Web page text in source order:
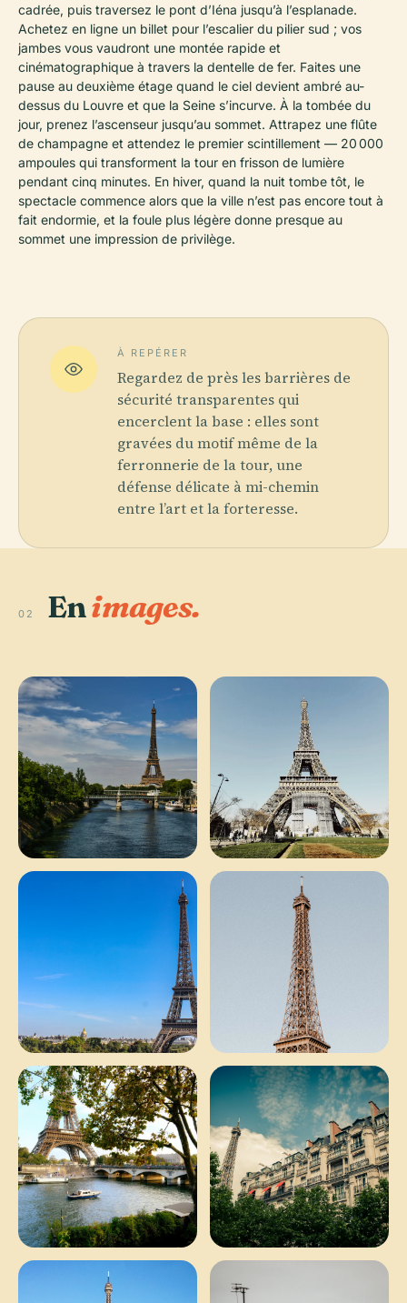
cadrée, puis traversez le pont d’Iéna jusqu’à l’esplanade.
Achetez en ligne un billet pour l’escalier du pilier sud ; vos
jambes vous vaudront une montée rapide et
cinématographique à travers la dentelle de fer. Faites une
pause au deuxième étage quand le ciel devient ambré au-
dessus du Louvre et que la Seine s’incurve. À la tombée du
jour, prenez l’ascenseur jusqu’au sommet. Attrapez une flûte
de champagne et attendez le premier scintillement — 20 000
ampoules qui transforment la tour en frisson de lumière
pendant cinq minutes. En hiver, quand la nuit tombe tôt, le
spectacle commence alors que la ville n’est pas encore tout à
fait endormie, et la foule plus légère donne presque au
sommet une impression de privilège.
À REPÉRER
Regardez de près les barrières de
sécurité transparentes qui
encerclent la base : elles sont
gravées du motif même de la
ferronnerie de la tour, une
défense délicate à mi-chemin
entre l’art et la forteresse.
02 Enimages.